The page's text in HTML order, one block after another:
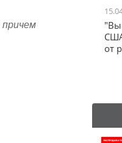
причемнаших школьников
США осуществлялся втайне